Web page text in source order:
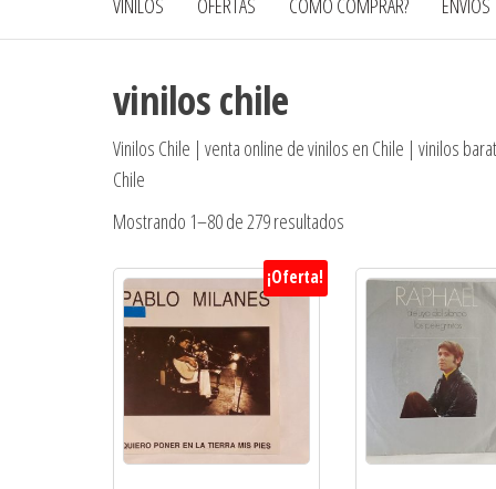
VINILOS OFERTAS CÓMO COMPRAR? ENVÍOS
vinilos chile
Vinilos Chile | venta online de vinilos en Chile | vinilos
Chile
Mostrando 1–80 de 279 resultados
¡Oferta!